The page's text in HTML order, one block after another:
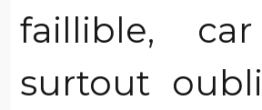
faillible,
surtout